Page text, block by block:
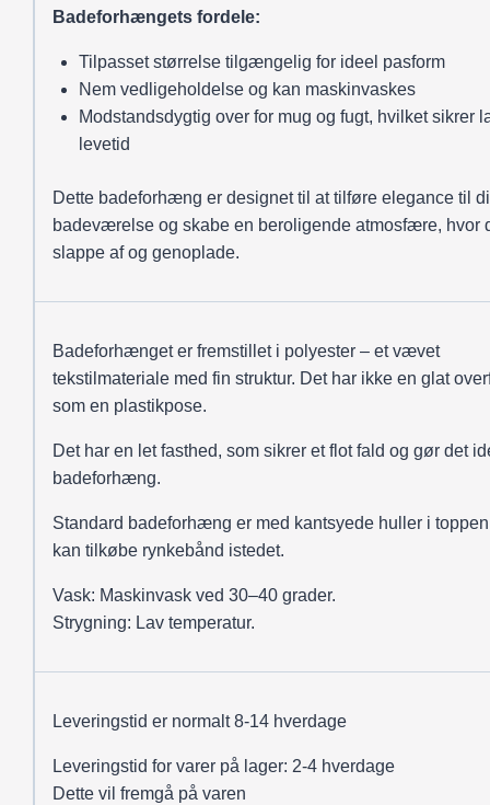
Badeforhængets fordele:
Tilpasset størrelse tilgængelig for ideel pasform
Nem vedligeholdelse og kan maskinvaskes
Modstandsdygtig over for mug og fugt, hvilket sikrer
levetid
Dette badeforhæng er designet til at tilføre elegance til
badeværelse og skabe en beroligende atmosfære, hvor
slappe af og genoplade.
Badeforhænget er fremstillet i polyester – et vævet
tekstilmateriale med fin struktur. Det har ikke en glat
som en plastikpose.
Det har en let fasthed, som sikrer et flot fald og gør det
badeforhæng.
Standard badeforhæng er med kantsyede huller i
kan tilkøbe rynkebånd istedet.
Vask: Maskinvask ved 30–40 grader.
Strygning: Lav temperatur.
Leveringstid er normalt 8-14 hverdage
Leveringstid for varer på lager: 2-4 hverdage
Dette vil fremgå på varen